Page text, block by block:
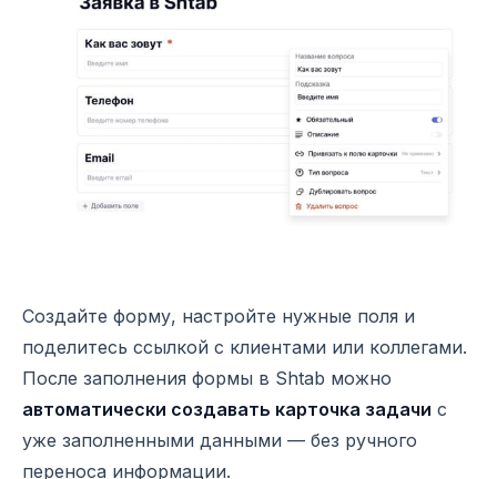
Создайте форму, настройте нужные поля и
поделитесь ссылкой с клиентами или коллегами.
После заполнения формы в Shtab можно
автоматически создавать карточка задачи с
уже заполненными данными — без ручного
переноса информации.